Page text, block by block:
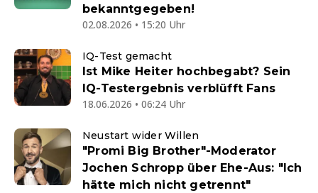
bekanntgegeben!
02.08.2026 • 15:20 Uhr
IQ-Test gemacht
Ist Mike Heiter hochbegabt? Sein
IQ-Testergebnis verblüfft Fans
18.06.2026 • 06:24 Uhr
Neustart wider Willen
"Promi Big Brother"-Moderator
Jochen Schropp über Ehe-Aus: "Ich
hätte mich nicht getrennt"